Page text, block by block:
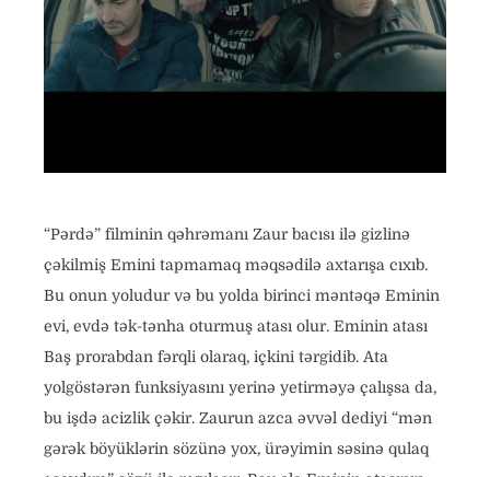
“Pərdə” filminin qəhrəmanı Zaur bacısı ilə gizlinə
çəkilmiş Emini tapmamaq məqsədilə axtarışa cıxıb.
Bu onun yoludur və bu yolda birinci məntəqə Eminin
evi, evdə tək-tənha oturmuş atası olur. Eminin atası
Baş prorabdan fərqli olaraq, içkini tərgidib. Ata
yolgöstərən funksiyasını yerinə yetirməyə çalışsa da,
bu işdə acizlik çəkir. Zaurun azca əvvəl dediyi “mən
gərək böyüklərin sözünə yox, ürəyimin səsinə qulaq